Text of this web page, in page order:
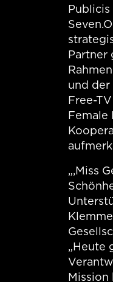
Partner
und
Free-
Female
„,Miss
„Heute
Mission